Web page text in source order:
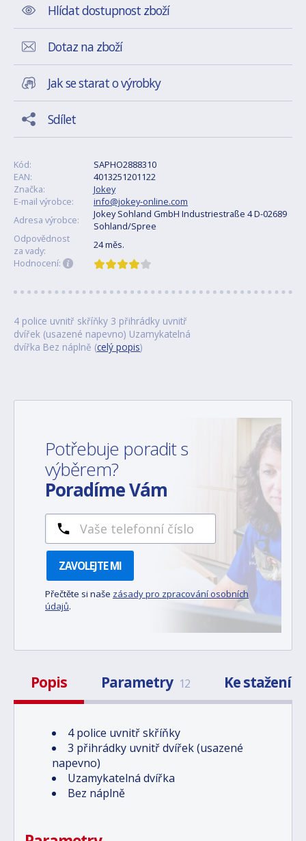
Hlídat dostupnost zboží
Dotaz na zboží
Jak se starat o výrobky
Sdílet
Kód:
SAPHO2888310
EAN:
4013251201122
Značka:
Jokey
E-mail výrobce:
info@jokey-online.com
Adresa výrobce:
Jokey Sohland GmbH Industriestraße 4 D-02689
Sohland/Spree
Odpovědnost
za vady:
24 měs.
Hodnocení:
4 police uvnitř skříňky 3 přihrádky uvnitř
dvířek (usazené napevno) Uzamykatelná
dvířka Bez náplně (celý popis)
Potřebuje poradit s
výběrem?
Poradíme Vám
ZAVOLEJTE MI
Přečtěte si naše zásady pro zpracování osobních
údajů.
Popis Parametry 12 Ke stažení
4 police uvnitř skříňky
3 přihrádky uvnitř dvířek (usazené
napevno)
Uzamykatelná dvířka
Bez náplně